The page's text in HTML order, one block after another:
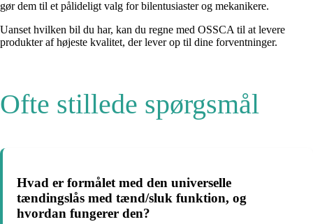
gør dem til et pålideligt valg for bilentusiaster og mekanikere.
Uanset hvilken bil du har, kan du regne med OSSCA til at levere
produkter af højeste kvalitet, der lever op til dine forventninger.
Ofte stillede spørgsmål
Hvad er formålet med den universelle
tændingslås med tænd/sluk funktion, og
hvordan fungerer den?